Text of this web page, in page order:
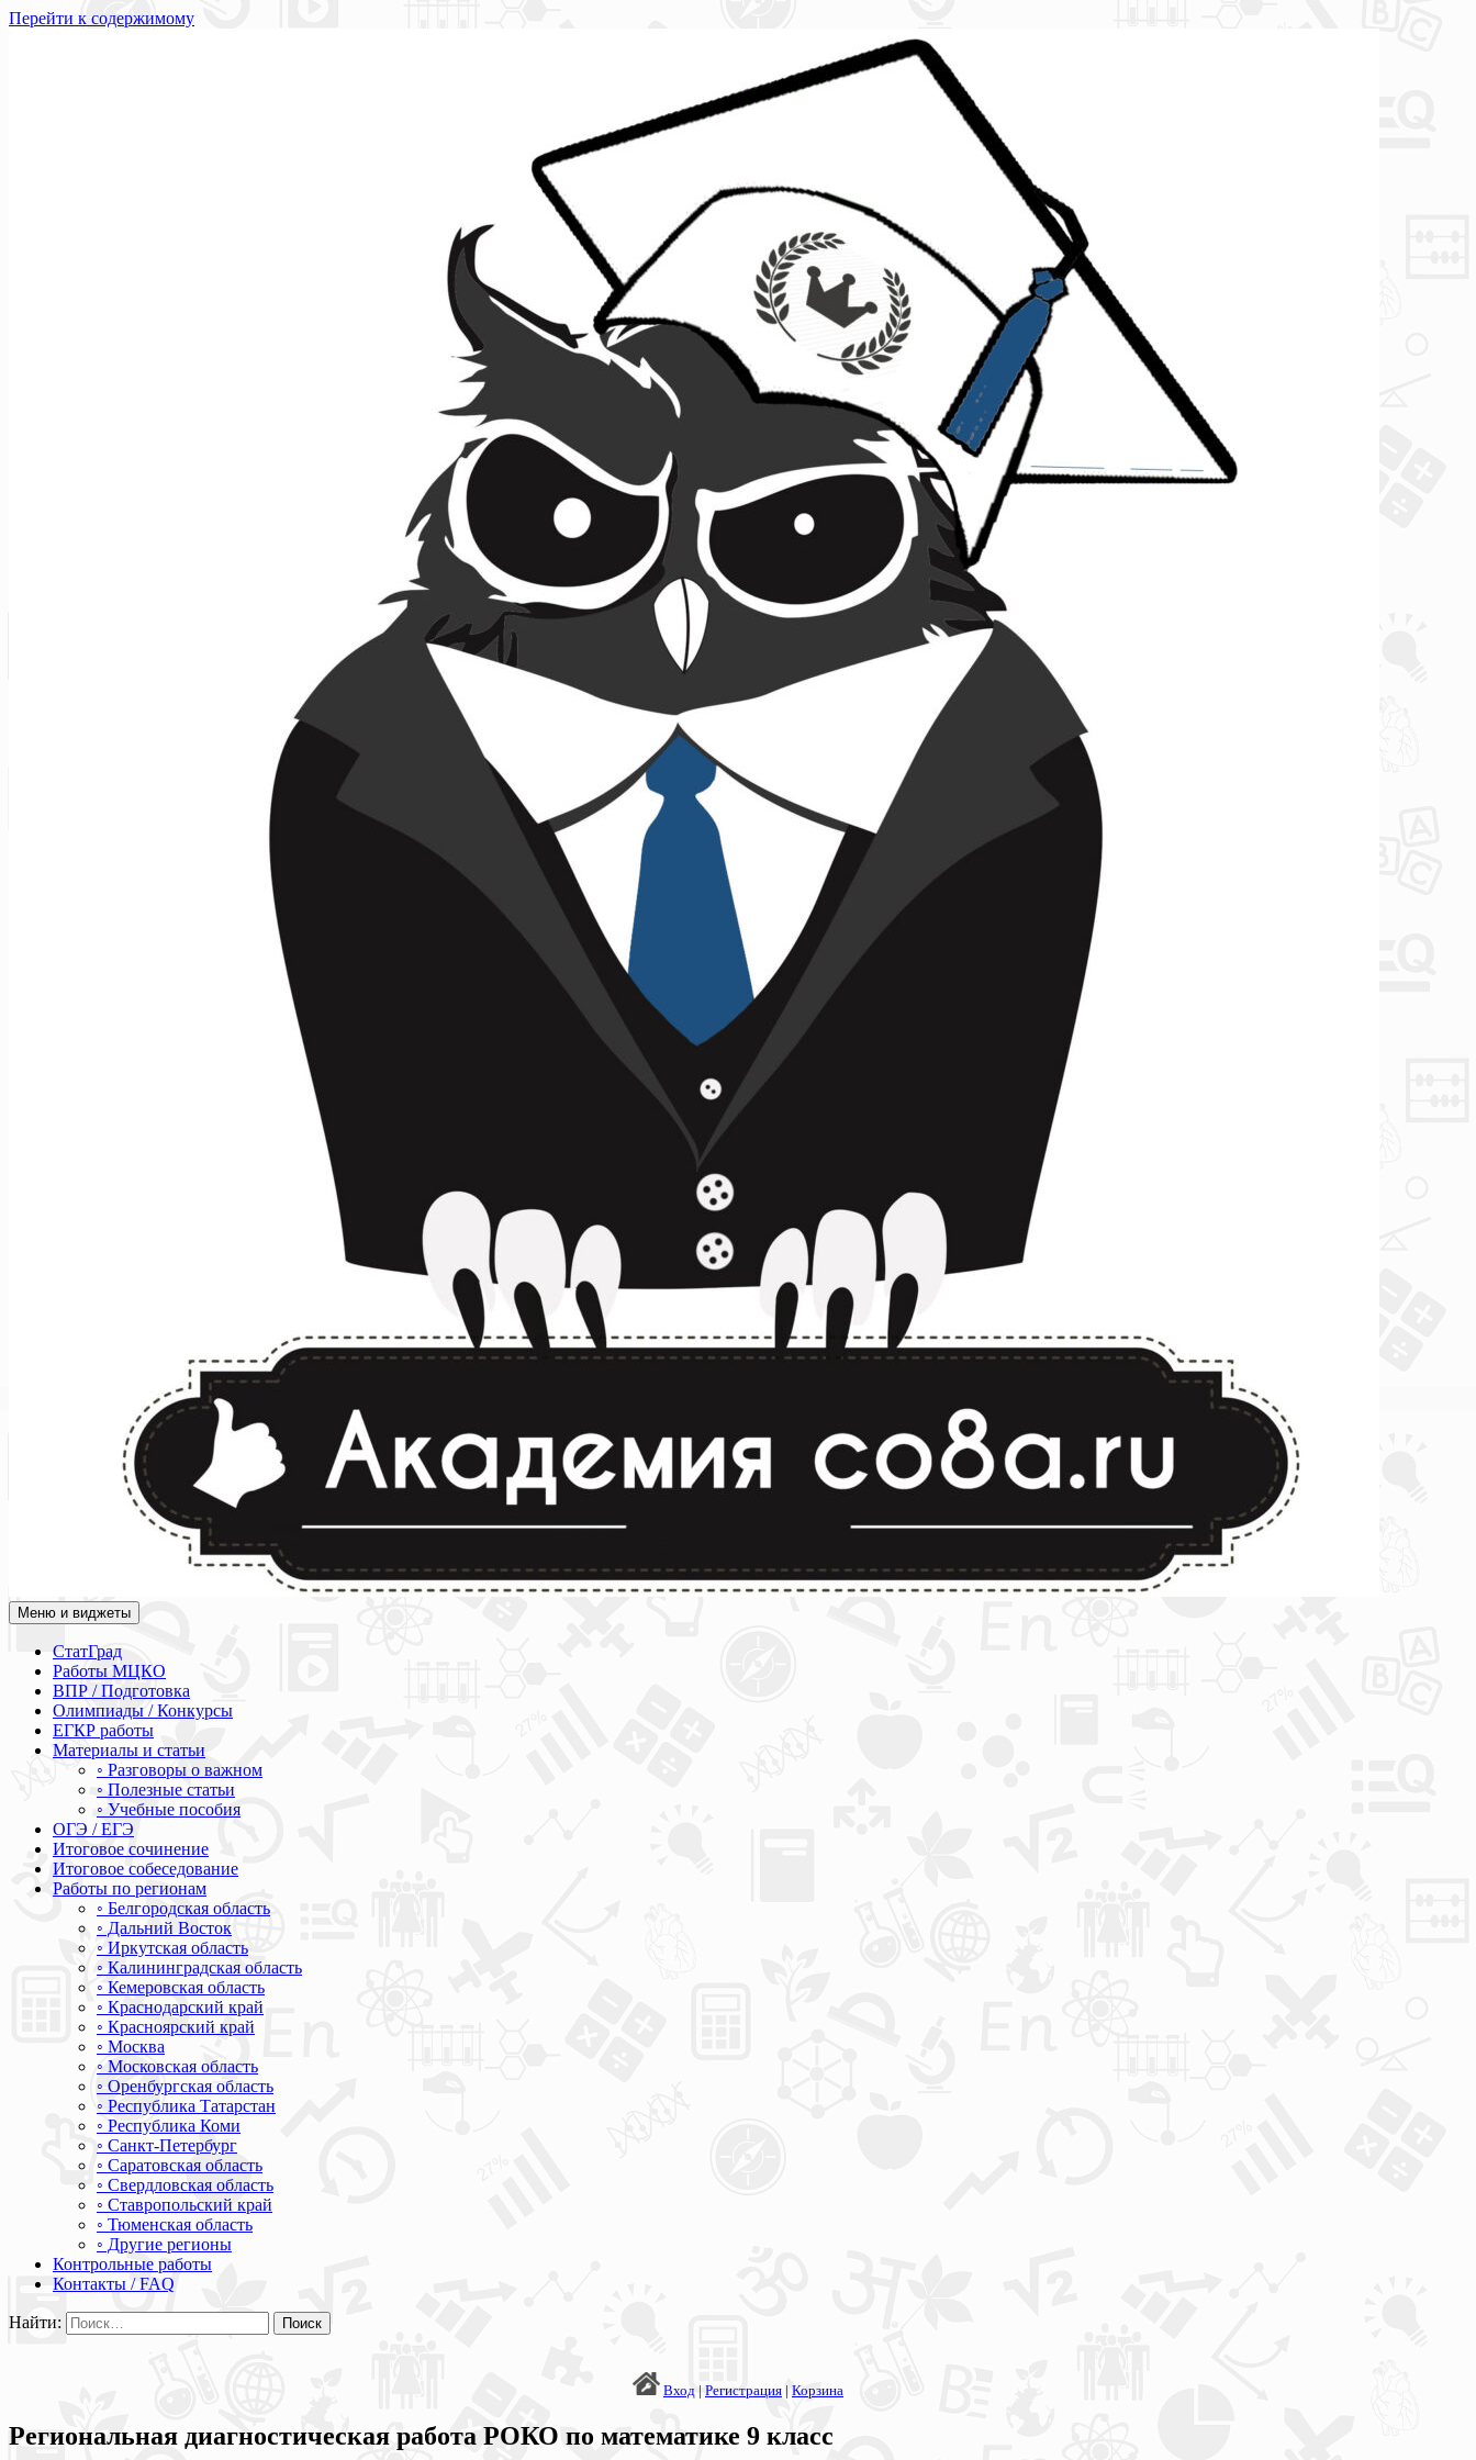
Перейти к содержимому
Академия СОВА
Подготовка к ЕГЭ, ОГЭ, ВПР, МЦКО, СтатГрад, КДР, ВОШ, олимпиады и конкурсы
Меню и виджеты
СтатГрад
Работы МЦКО
ВПР / Подготовка
Олимпиады / Конкурсы
ЕГКР работы
Материалы и статьи
◦ Разговоры о важном
◦ Полезные статьи
◦ Учебные пособия
ОГЭ / ЕГЭ
Итоговое сочинение
Итоговое собеседование
Работы по регионам
◦ Белгородская область
◦ Дальний Восток
◦ Иркутская область
◦ Калининградская область
◦ Кемеровская область
◦ Краснодарский край
◦ Красноярский край
◦ Москва
◦ Московская область
◦ Оренбургская область
◦ Республика Татарстан
◦ Республика Коми
◦ Санкт-Петербург
◦ Саратовская область
◦ Свердловская область
◦ Ставропольский край
◦ Тюменская область
◦ Другие регионы
Контрольные работы
Контакты / FAQ
Найти:
Вход | Регистрация | Корзина
Региональная диагностическая работа РОКО по математике 9 класс